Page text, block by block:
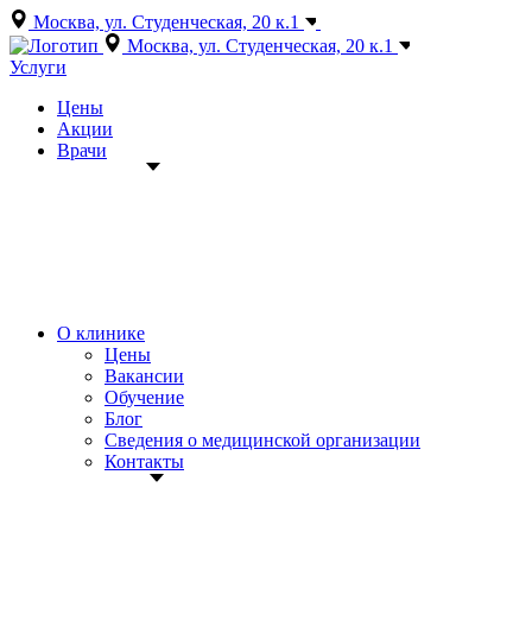
Москва, ул. Студенческая, 20 к.1
Москва, ул. Студенческая, 20 к.1
Услуги
Цены
Акции
Врачи
О клинике
Цены
Вакансии
Обучение
Блог
Сведения о медицинской организации
Контакты